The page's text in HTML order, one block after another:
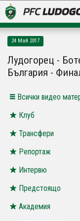
LUDOGORETS TV
НА ТЕРЕНА
СТАДИОН & БАЗИ
24 Май 2017
Лудогорец -
България -
Всички видео
Клуб
Трансфери
Репортаж
Интервю
Предстоящо
Академия